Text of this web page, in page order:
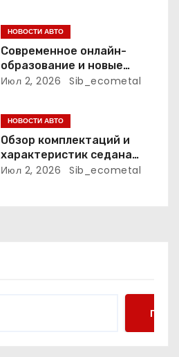
НОВОСТИ АВТО
Современное онлайн-
образование и новые
профессиональные
Июл 2, 2026 Sib_ecometal
НОВОСТИ АВТО
Обзор комплектаций и
характеристик седана
Empow
Июл 2, 2026 Sib_ecometal
Поиск